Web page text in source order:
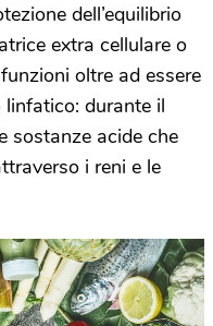
dell’equilibrio
extra cellulare o
oltre ad essere
durante il
sostanze acide che
i reni e le